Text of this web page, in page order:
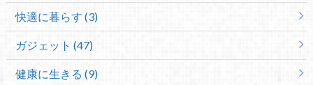
快適に暮らす (3)
ガジェット (47)
健康に生きる (9)